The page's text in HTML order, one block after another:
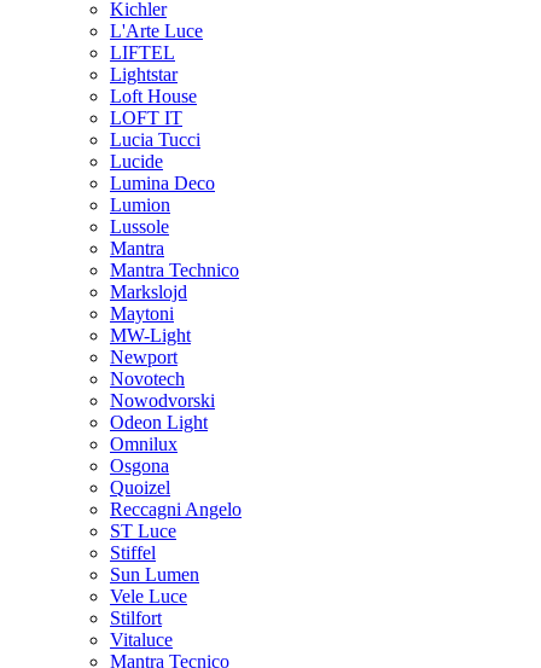
Kichler
L'Arte Luce
LIFTEL
Lightstar
Loft House
LOFT IT
Lucia Tucci
Lucide
Lumina Deco
Lumion
Lussole
Mantra
Mantra Technico
Markslojd
Maytoni
MW-Light
Newport
Novotech
Nowodvorski
Odeon Light
Omnilux
Osgona
Quoizel
Reccagni Angelo
ST Luce
Stiffel
Sun Lumen
Vele Luce
Stilfort
Vitaluce
Mantra Tecnico